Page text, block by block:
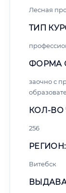
Лесная
ТИП
ФОРМА
заочно с
КОЛ-ВО
256
РЕГИОН:
Витебск